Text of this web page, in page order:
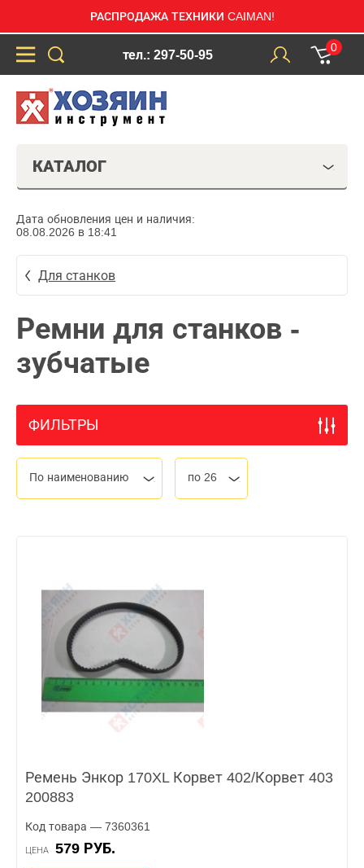
РАСПРОДАЖА ТЕХНИКИ CAIMAN!
тел.: 297-50-95
0
КАТАЛОГ
Дата обновления цен и наличия:
08.08.2026 в 18:41
Для станков
Ремни для станков -
зубчатые
ФИЛЬТРЫ
По наименованию по 26
Ремень Энкор 170XL Корвет 402/Корвет 403
200883
Код товара — 7360361
ЦЕНА 579 РУБ.